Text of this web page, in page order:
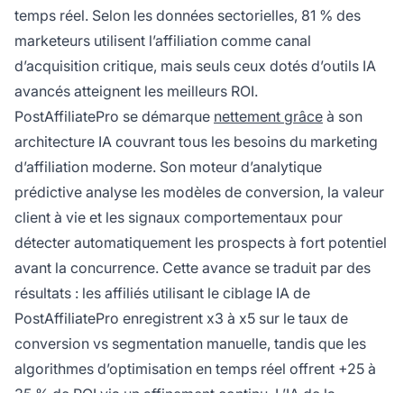
temps réel. Selon les données sectorielles, 81 % des
marketeurs utilisent l’affiliation comme canal
d’acquisition critique, mais seuls ceux dotés d’outils IA
avancés atteignent les meilleurs ROI.
PostAffiliatePro se démarque nettement grâce à son
architecture IA couvrant tous les besoins du marketing
d’affiliation moderne. Son moteur d’analytique
prédictive analyse les modèles de conversion, la valeur
client à vie et les signaux comportementaux pour
détecter automatiquement les prospects à fort potentiel
avant la concurrence. Cette avance se traduit par des
résultats : les affiliés utilisant le ciblage IA de
PostAffiliatePro enregistrent x3 à x5 sur le taux de
conversion vs segmentation manuelle, tandis que les
algorithmes d’optimisation en temps réel offrent +25 à